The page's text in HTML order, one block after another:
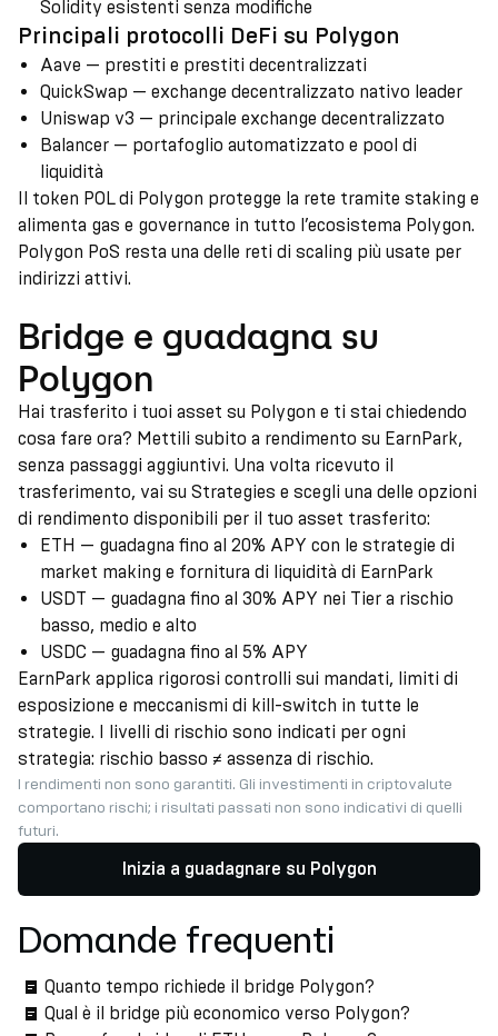
Solidity esistenti senza modifiche
Principali protocolli DeFi su Polygon
Aave — prestiti e prestiti decentralizzati
QuickSwap — exchange decentralizzato nativo leader
Uniswap v3 — principale exchange decentralizzato
Balancer — portafoglio automatizzato e pool di
liquidità
Il token POL di Polygon protegge la rete tramite staking e
alimenta gas e governance in tutto l’ecosistema Polygon.
Polygon PoS resta una delle reti di scaling più usate per
indirizzi attivi.
Bridge e guadagna su
Polygon
Hai trasferito i tuoi asset su Polygon e ti stai chiedendo
cosa fare ora? Mettili subito a rendimento su EarnPark,
senza passaggi aggiuntivi. Una volta ricevuto il
trasferimento, vai su Strategies e scegli una delle opzioni
di rendimento disponibili per il tuo asset trasferito:
ETH — guadagna fino al 20% APY con le strategie di
market making e fornitura di liquidità di EarnPark
USDT — guadagna fino al 30% APY nei Tier a rischio
basso, medio e alto
USDC — guadagna fino al 5% APY
EarnPark applica rigorosi controlli sui mandati, limiti di
esposizione e meccanismi di kill-switch in tutte le
strategie. I livelli di rischio sono indicati per ogni
strategia: rischio basso ≠ assenza di rischio.
I rendimenti non sono garantiti. Gli investimenti in criptovalute
comportano rischi; i risultati passati non sono indicativi di quelli
futuri.
Inizia a guadagnare su Polygon
Domande frequenti
Quanto tempo richiede il bridge Polygon?
Qual è il bridge più economico verso Polygon?